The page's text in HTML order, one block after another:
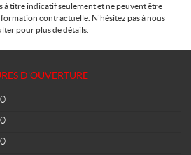
à titre indicatif seulement et ne peuvent être
contractuelle. N'hésitez pas à nous
pour plus de détails.
D'OUVERTURE